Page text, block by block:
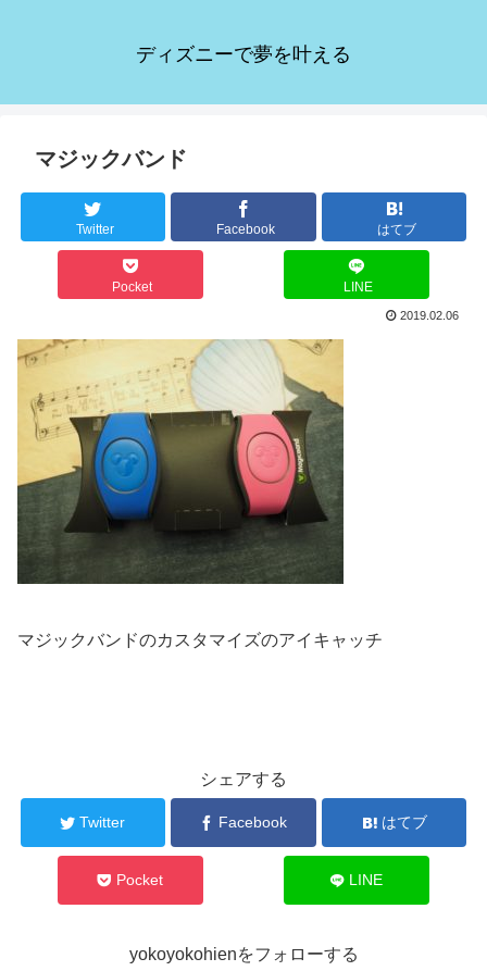
ディズニーで夢を叶える
マジックバンド
Twitter Facebook はてブ
Pocket LINE
2019.02.06
マジックバンドのカスタマイズのアイキャッチ
シェアする
Twitter Facebook はてブ
Pocket LINE
yokoyokohienをフォローする